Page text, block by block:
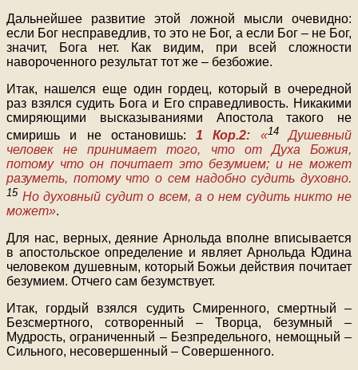
Дальнейшее развитие этой ложной мысли очевидно:
если Бог несправедлив, то это не Бог, а если Бог – не Бог,
значит, Бога нет. Как видим, при всей сложности
навороченного результат тот же – безбожие.
Итак, нашелся еще один гордец, который в очередной
раз взялся судить Бога и Его справедливость. Никакими
смиряющими высказываниями Апостола такого не
смиришь и не остановишь:1 Кор.2: «14Душевный
человек не принимает того, что от Духа Божия,
потому что он почитает это безумием; и не может
разуметь, потому что о сем надобно судить духовно.
15 Но духовный судит о всем, а о нем судить никто не
может».
Для нас, верных, деяние Арнольда вполне вписывается
в апостольское определение и являет Арнольда Юдина
человеком душевным, который Божьи действия почитает
безумием. Отчего сам безумствует.
Итак, гордый взялся судить Смиренного, смертный –
Безсмертного, сотворенный – Творца, безумный –
Мудрость, ограниченный – Безпредельного, немощный –
Сильного, несовершенный – Совершенного.